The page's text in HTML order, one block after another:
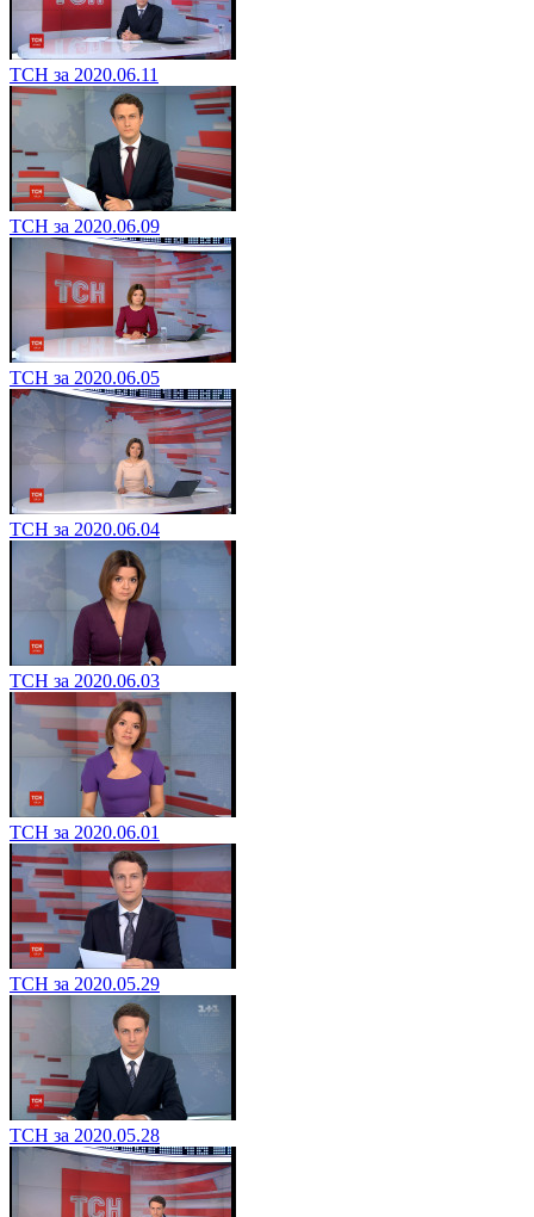
ТСН за 2020.06.11
ТСН за 2020.06.09
ТСН за 2020.06.05
ТСН за 2020.06.04
ТСН за 2020.06.03
ТСН за 2020.06.01
ТСН за 2020.05.29
ТСН за 2020.05.28